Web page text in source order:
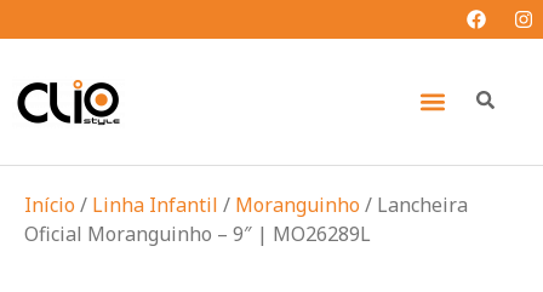
Início / Linha Infantil / Moranguinho / Lancheira
Oficial Moranguinho – 9″ | MO26289L